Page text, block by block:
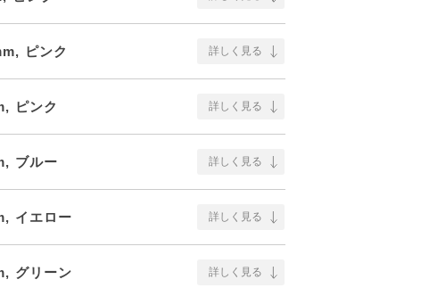
ピンク 詳しく見る
ピンク 詳しく見る
ブルー 詳しく見る
イエロー 詳しく見る
グリーン 詳しく見る